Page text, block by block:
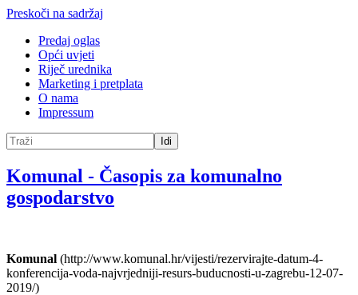
Preskoči na sadržaj
Predaj oglas
Opći uvjeti
Riječ urednika
Marketing i pretplata
O nama
Impressum
Idi
Komunal - Časopis za komunalno
gospodarstvo
Komunal (http://www.komunal.hr/vijesti/rezervirajte-datum-4-
konferencija-voda-najvrjedniji-resurs-buducnosti-u-zagrebu-12-07-
2019/)